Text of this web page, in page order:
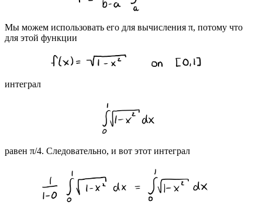
Мы можем использовать его для вычисления π, потому что
для этой функции
интеграл
равен π/4. Следовательно, и вот этот интеграл